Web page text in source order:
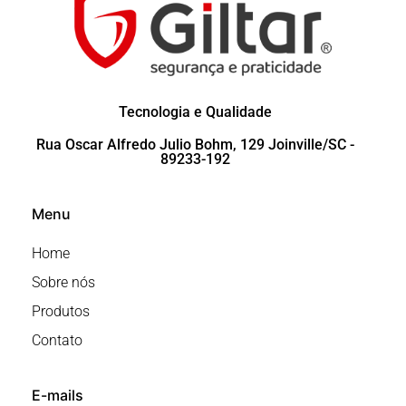
Tecnologia e Qualidade
Rua Oscar Alfredo Julio Bohm, 129 Joinville/SC -
89233-192
Menu
Home
Sobre nós
Produtos
Contato
E-mails